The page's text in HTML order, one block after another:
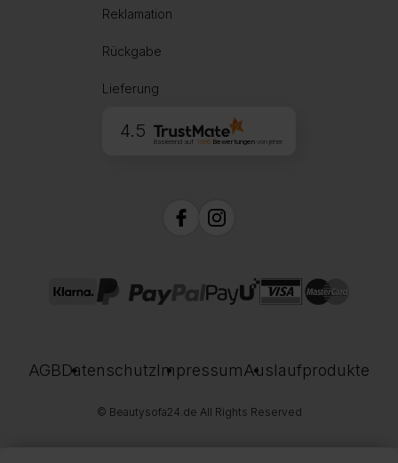
Reklamation
Rückgabe
Lieferung
4.5
Basierend auf 1996Bewertungen von jeher
AGBDatenschutzImpressumAuslaufprodukte
© Beautysofa24.de All Rights Reserved